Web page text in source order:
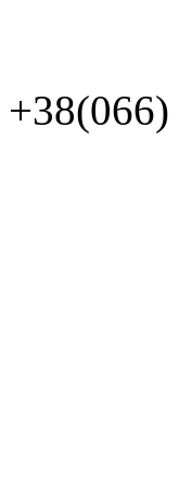
+38(066)